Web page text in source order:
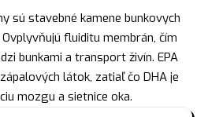
sú stavebné kamene bunkovych
fluiditu membrán, čím
bunkami a transport živín. EPA
látok, zatiaľ čo DHA je
mozgu a sietnice oka.